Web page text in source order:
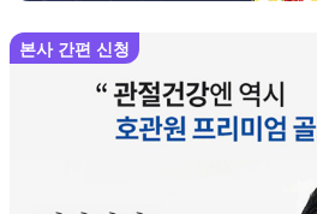
본사 간편 신청